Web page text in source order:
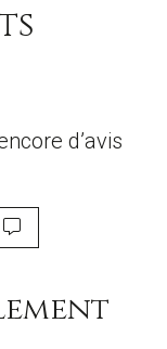
d’avis